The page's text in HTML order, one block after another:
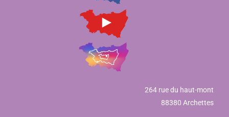
264 rue du haut-mont
88380 Archettes